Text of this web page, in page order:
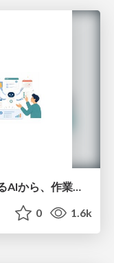
[しろおび夏祭り2026] チャットするAIから、作業するAIへ - 使われ方の変化と、その裏側で起きていること
0 1.6k